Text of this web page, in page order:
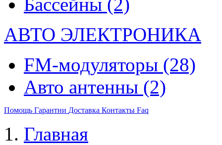
АВТО ЭЛЕКТРОНИКА
FM-модуляторы (28)
Авто антенны (2)
Помощь Гарантии Доставка Контакты Faq
Главная